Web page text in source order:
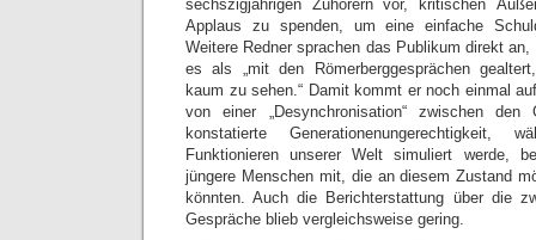
sechszigjährigen Zuhörern vor, kritischen
Applaus zu spenden, um eine einfache
Weitere Redner sprachen das Publikum direkt
es als „mit den Römerberggesprächen
kaum zu sehen.“ Damit kommt er noch einmal
von einer „Desynchronisation“ zwischen den
konstatierte Generationenungerechtigkeit,
Funktionieren unserer Welt simuliert werde,
jüngere Menschen mit, die an diesem Zustand
könnten. Auch die Berichterstattung über die
Gespräche blieb vergleichsweise gering.